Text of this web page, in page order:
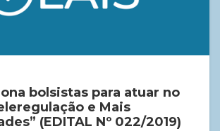
bolsistas para atuar no
e Mais
(EDITAL Nº 022/2019)